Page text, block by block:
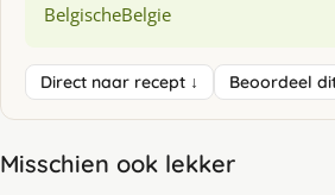
BelgischeBelgie
Direct naar recept ↓ Beoordeel
Misschien ook lekker